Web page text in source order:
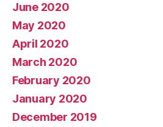
June 2020
May 2020
April 2020
March 2020
February 2020
January 2020
December 2019